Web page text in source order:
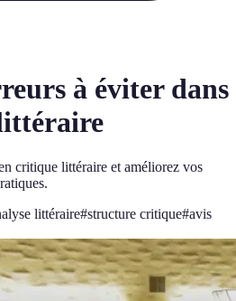
à éviter dans
critique littéraire et améliorez vos
littéraire#structure critique#avis